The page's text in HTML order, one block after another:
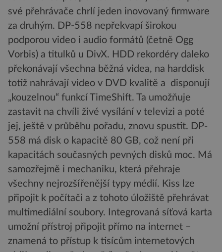
své přehrávače chrlí jeden inovovaný firmware
za druhým. DP-558 nepřekvapí širokou
podporou video i audio formátů (četně Ogg
Vorbis) a titulků u DivX. HDD rekordéry daleko
překonávají všechna běžná videa, na harddisk
totiž nahrávají video v DVD kvalitě a disponují
„kouzelnou“ funkcí TimeShift. Ta umožňuje
zastavit na chvíli živé vysílání v televizi a poté
jej, ještě v průběhu pořadu, znovu spustit. DP-
558 má disk o kapacitě 80 GB, což není při
kapacitách současných pevných disků moc. Má
samozřejmě i mechaniku, která přehraje
všechny nejrozšířenější typy médií. Kiss lze
připojit k počítači a z tohoto úložiště přehrávat
multimediální soubory. Integrovaná síťová karta
umožní přístroj připojit přímo na internet –
znamená to přístup k tisícům internetových